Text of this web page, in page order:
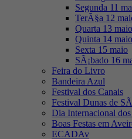
Segunda 11
TerÃ§a 12
Quarta 13 maio
Quinta 14 maio
Sexta 15 maio
SÃ¡bado 16
Feira do Livro
Bandeira Azul
Festival dos Canais
Festival Dunas de
Dia Internacional
Boas Festas em
ECADAv